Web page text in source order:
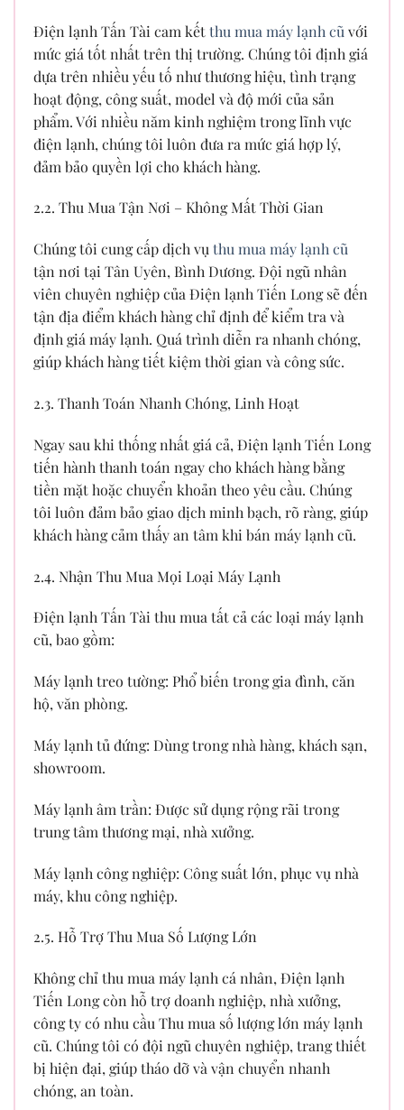
Điện lạnh Tấn Tài cam kếtthu mua máy lạnh cũ với
mức giá tốt nhất trên thị trường. Chúng tôi định giá
dựa trên nhiều yếu tố như thương hiệu, tình trạng
hoạt động, công suất, model và độ mới của sản
phẩm. Với nhiều năm kinh nghiệm trong lĩnh vực
điện lạnh, chúng tôi luôn đưa ra mức giá hợp lý,
đảm bảo quyền lợi cho khách hàng.
2.2. Thu Mua Tận Nơi – Không Mất Thời Gian
Chúng tôi cung cấp dịch vụ thu mua máy lạnh cũ
tận nơi tại Tân Uyên, Bình Dương. Đội ngũ nhân
viên chuyên nghiệp của Điện lạnh Tiến Long sẽ đến
tận địa điểm khách hàng chỉ định để kiểm tra và
định giá máy lạnh. Quá trình diễn ra nhanh chóng,
giúp khách hàng tiết kiệm thời gian và công sức.
2.3. Thanh Toán Nhanh Chóng, Linh Hoạt
Ngay sau khi thống nhất giá cả, Điện lạnh Tiến Long
tiến hành thanh toán ngay cho khách hàng bằng
tiền mặt hoặc chuyển khoản theo yêu cầu. Chúng
tôi luôn đảm bảo giao dịch minh bạch, rõ ràng, giúp
khách hàng cảm thấy an tâm khi bán máy lạnh cũ.
2.4. Nhận Thu Mua Mọi Loại Máy Lạnh
Điện lạnh Tấn Tài thu mua tất cả các loại máy lạnh
cũ, bao gồm:
Máy lạnh treo tường: Phổ biến trong gia đình, căn
hộ, văn phòng.
Máy lạnh tủ đứng: Dùng trong nhà hàng, khách sạn,
showroom.
Máy lạnh âm trần: Được sử dụng rộng rãi trong
trung tâm thương mại, nhà xưởng.
Máy lạnh công nghiệp: Công suất lớn, phục vụ nhà
máy, khu công nghiệp.
2.5. Hỗ Trợ Thu Mua Số Lượng Lớn
Không chỉ thu mua máy lạnh cá nhân, Điện lạnh
Tiến Long còn hỗ trợ doanh nghiệp, nhà xưởng,
công ty có nhu cầu Thu mua số lượng lớn máy lạnh
cũ. Chúng tôi có đội ngũ chuyên nghiệp, trang thiết
bị hiện đại, giúp tháo dỡ và vận chuyển nhanh
chóng, an toàn.